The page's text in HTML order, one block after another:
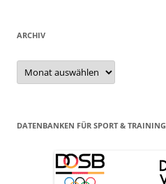
ARCHIV
Archiv
DATENBANKEN FÜR SPORT & TRAINING